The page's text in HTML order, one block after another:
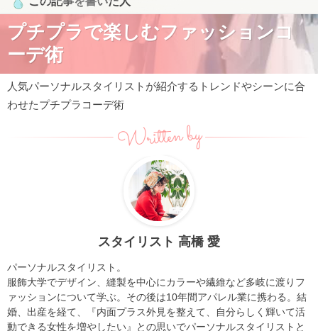
プチプラで楽しむファッションコ
ーデ術
人気パーソナルスタイリストが紹介するトレンドやシーンに合
わせたプチプラコーデ術
Written by
スタイリスト 高橋 愛
パーソナルスタイリスト。
服飾大学でデザイン、縫製を中心にカラーや繊維など多岐に渡りフ
ァッションについて学ぶ。その後は10年間アパレル業に携わる。結
婚、出産を経て、『内面プラス外見を整えて、自分らしく輝いて活
動できる女性を増やしたい』との思いでパーソナルスタイリストと